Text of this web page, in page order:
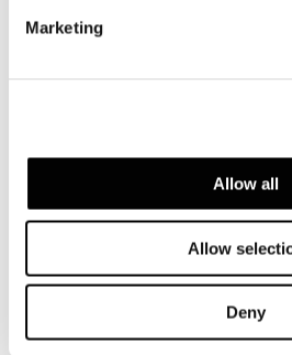
Marketing
Allow all
Allow
Deny
Structure
Bois multiplis cintré, 18 mm
plaqué frêne brossé à
teinté Dark Brown laqué
Tiroir, en MDF, placage en
l’essence de bois utilisée
façade extérieure laquée